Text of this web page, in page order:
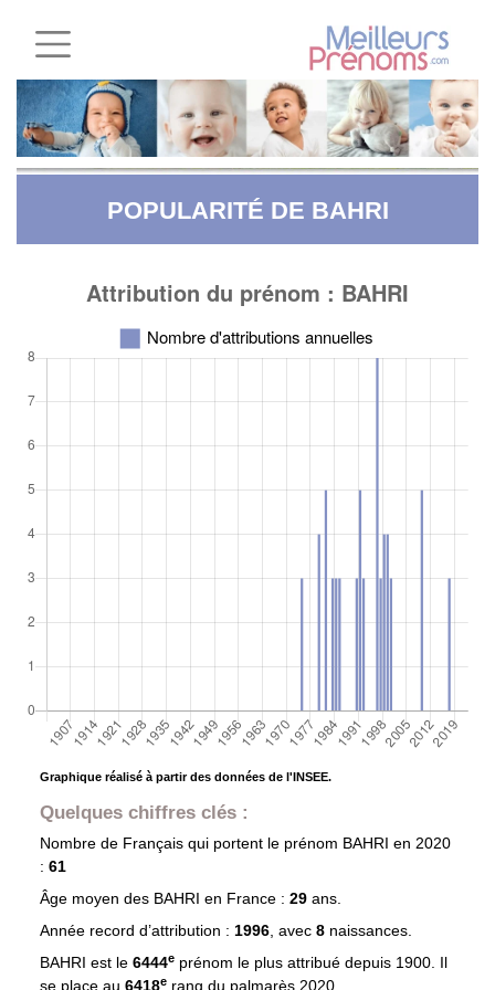
POPULARITÉ DE BAHRI
Graphique réalisé à partir des données de l'INSEE.
Quelques chiffres clés :
Nombre de Français qui portent le prénom BAHRI en 2020
: 61
Âge moyen des BAHRI en France : 29 ans.
Année record d’attribution : 1996, avec 8 naissances.
BAHRI est le 6444eprénom le plus attribué depuis 1900. Il
se place au 6418e rang du palmarès 2020.